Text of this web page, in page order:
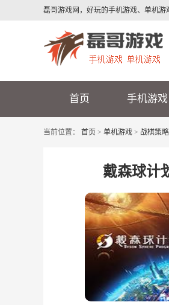
磊哥游戏网，好玩的手机游戏、单机游
首页 手机游戏
当前位置： 首页 > 单机游戏 > 战棋策略
戴森球计